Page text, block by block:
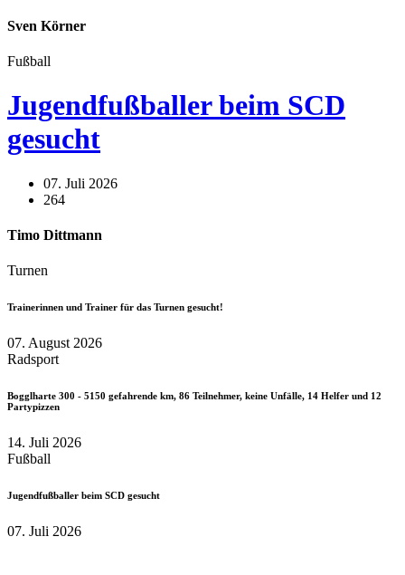
Sven Körner
Fußball
Jugendfußballer beim SCD
gesucht
07. Juli 2026
264
Timo Dittmann
Turnen
Trainerinnen und Trainer für das Turnen gesucht!
07. August 2026
Radsport
Bogglharte 300 - 5150 gefahrende km, 86 Teilnehmer, keine Unfälle, 14 Helfer und 12
Partypizzen
14. Juli 2026
Fußball
Jugendfußballer beim SCD gesucht
07. Juli 2026